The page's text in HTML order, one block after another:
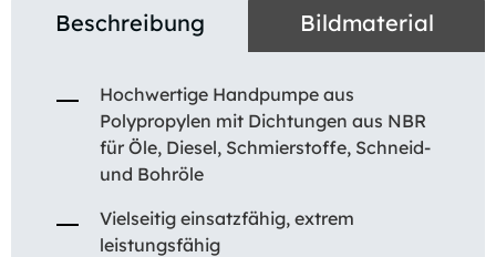
Beschreibung Bildmaterial
Hochwertige Handpumpe aus
Polypropylen mit Dichtungen aus NBR
für Öle, Diesel, Schmierstoffe, Schneid-
und Bohröle
Vielseitig einsatzfähig, extrem
leistungsfähig